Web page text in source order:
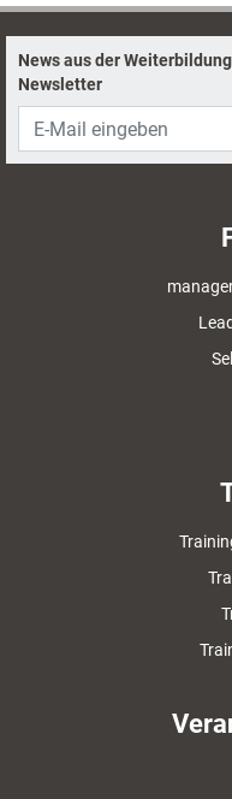
News aus der
Newsletter